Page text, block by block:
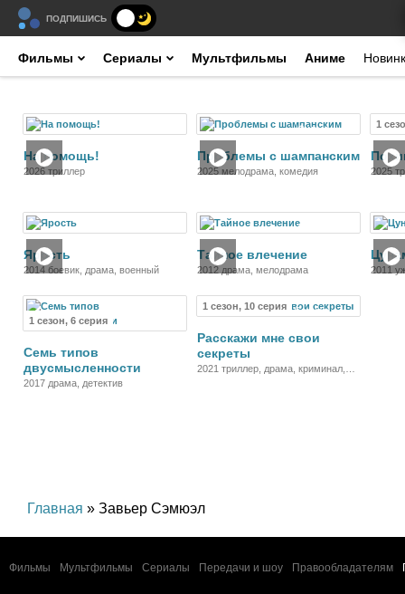
ПОДПИШИСЬ
Фильмы Сериалы Мультфильмы Аниме
На помощь!
2026 триллер
Фильм
Проблемы с шампанским
2025 мелодрама, комедия
1
2025
Ярость
2014 боевик, драма, военный
Фильм
Тайное влечение
2012 драма, мелодрама
2011
1 сезон, 6 серия
Семь типов
двусмысленности
2017 драма, детектив
1 сезон, 10 серия Сериал
Расскажи мне свои
секреты
2021 триллер, драма, криминал,
Главная » Завьер Сэмюэл
Фильмы Мультфильмы Сериалы Передачи и шоу Правообладателям